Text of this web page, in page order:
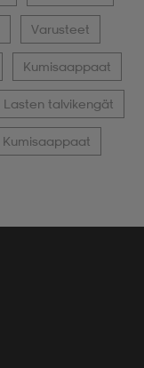
Varusteet
Kumisaappaat
Lasten talvikengät
Kumisaappaat